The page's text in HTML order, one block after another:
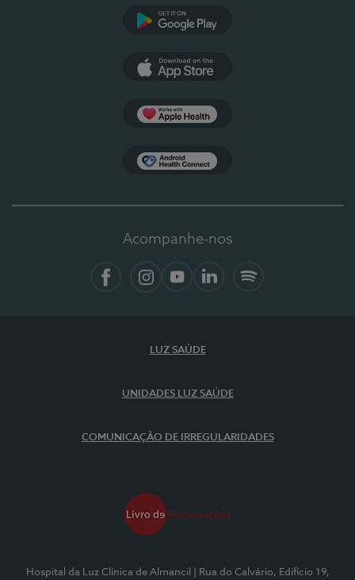
Acompanhe-nos
LUZ SAÚDE
UNIDADES LUZ SAÚDE
COMUNICAÇÃO DE IRREGULARIDADES
Hospital da Luz Clínica de Almancil
| Rua do Calvário, Edifício 19,